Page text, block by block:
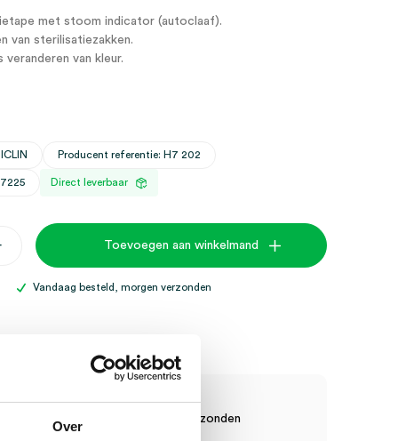
Over
met stoom indicator (autoclaaf).
van sterilisatiezakken.
van kleur.
Producent referentie: H7 202
Direct leverbaar
Toevoegen aan winkelmand
Vandaag besteld, morgen verzonden
Vandaag besteld, vandaag verzonden